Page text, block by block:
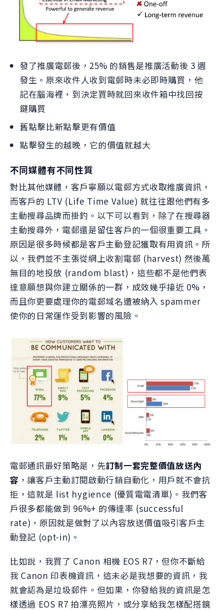
發了推廣電郵後，25% 的銷售是推廣活動後 3 週
發生。原來收件人收到電郵時未必即時購買，他
記在腦海裡，到決定買時就回來收件箱中找回按
鍵購買
舊點擊比新點擊更有價值
點擊發生的越晚，它的價值就越大
不同媒體有不同性質
對比其他媒體，客戶寧願以電郵方式收取推廣資訊，
而客戶的 LTV (Life Time Value) 就往往跟他們有多
主動搜尋品牌而掛釣。以下可以看到，除了在搜尋器
主動搜尋外，電郵還是留住客戶的一個很重要工具。
原因是很多時候都是客戶主動登記獲取有用資訊。所
以，我們並不主張從網上收割電郵 (harvest) 然後萬
無目的地投放 (random blast)，這些都不是他們表
達意願想與你建立關係的一群，成效幾乎接近 0%，
而且你更要處理你的電郵域名遭被納入 spammer
使你的日常運作受到影響的風險。
電郵通訊最好策略是，先訂制一套完整價值放送內
容 ，讓客戶主動訂閱啟動行銷自動化，用戶就不會抗
拒，這就是 list hygience (優質電電清單)。我們客
戶很多都能做到 96%+ 的傳達率 (successful
rate)，原因就是做對了以內容放送價值吸引客戶主
動登記 (opt-in)。
比如說，我買了 Canon 相機 EOS R7，但你不斷給
我 Canon 印表機資訊，這未必是我想要的資訊，我
就會認為是垃圾郵件。但如果，你發給我的資訊是怎
樣透過 EOS R7 拍漂亮照片，或分享給我怎樣配搭鏡